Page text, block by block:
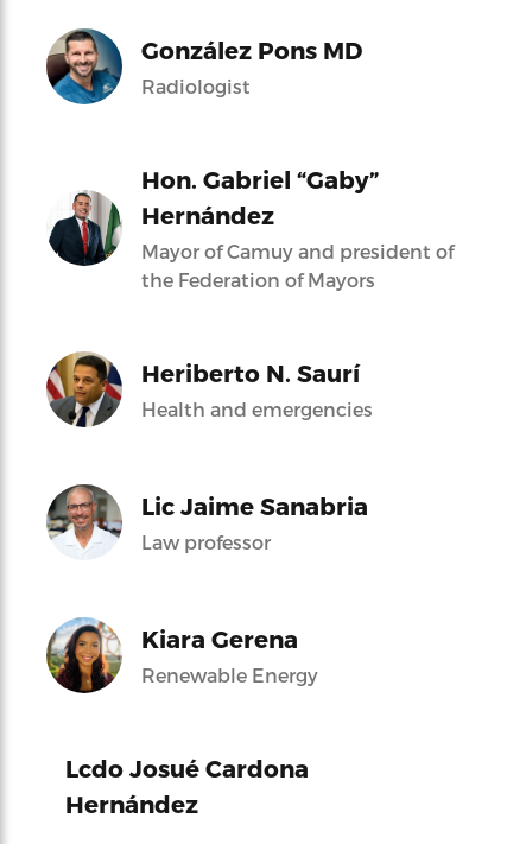
González Pons MD
Radiologist
Hon. Gabriel “Gaby”
Hernández
Mayor of Camuy and president of
the Federation of Mayors
Heriberto N. Saurí
Health and emergencies
Lic Jaime Sanabria
Law professor
Kiara Gerena
Renewable Energy
Lcdo Josué Cardona
Hernández